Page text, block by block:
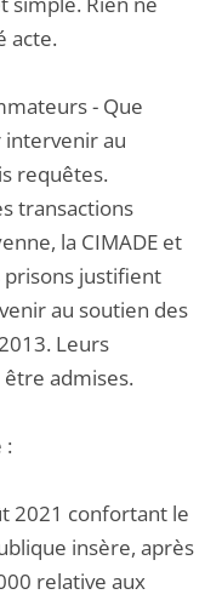
acte.
- Que
au
requêtes.
transactions
la CIMADE et
justifient
au soutien des
Leurs
admises.
:
2021 confortant le
insère, après
relative aux